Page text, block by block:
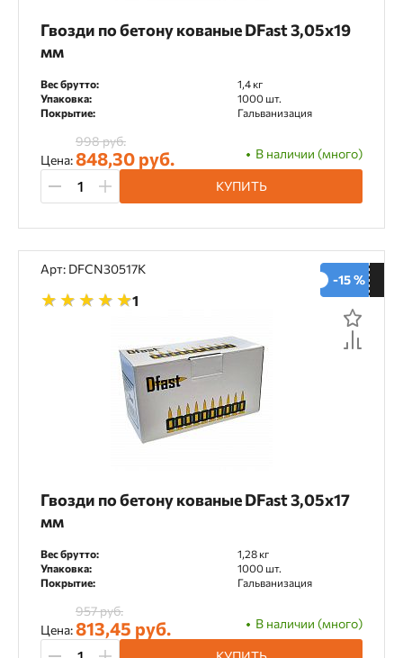
Гвозди по бетону кованые DFast 3,05х19
мм
Вес брутто:
1,4 кг
Упаковка:
1000 шт.
Покрытие:
Гальванизация
Цена:
998 руб.
848,30 руб. В наличии (много)
КУПИТЬ
Арт: DFCN30517K
1
-15 %
Гвозди по бетону кованые DFast 3,05х17
мм
Вес брутто:
1,28 кг
Упаковка:
1000 шт.
Покрытие:
Гальванизация
Цена:
957 руб.
813,45 руб. В наличии (много)